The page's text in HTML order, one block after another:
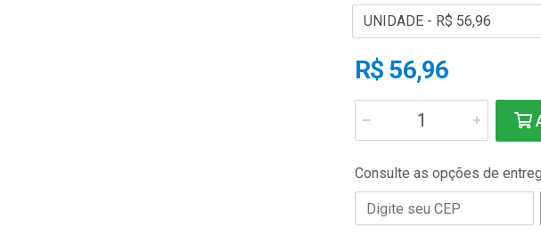
R$ 56,96
Consulte as opções de